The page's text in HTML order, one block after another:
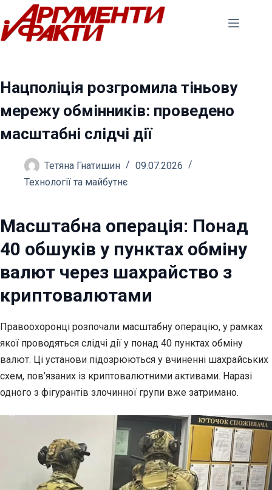
Перейти
до
вмісту
Нацполіція розгромила тіньову
мережу обмінників: проведено
масштабні слідчі дії
Тетяна Гнатишин
09.07.2026
Технології та майбутнє
Масштабна операція: Понад
40 обшуків у пунктах обміну
валют через шахрайство з
криптовалютами
Правоохоронці розпочали масштабну операцію, у рамках
якої проводяться слідчі дії у понад 40 пунктах обміну
валют. Ці установи підозрюються у вчиненні шахрайських
схем, пов’язаних із криптовалютними активами. Наразі
одного з фігурантів злочинної групи вже затримано.